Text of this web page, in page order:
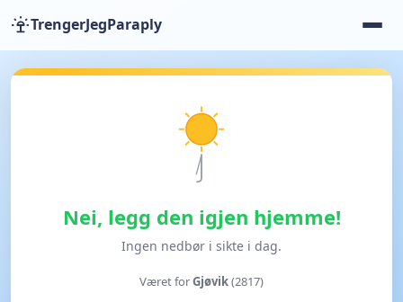
TrengerJegParaply
Nei, legg den igjen hjemme!
Ingen nedbør i sikte i dag.
Været forGjøvik(2817)